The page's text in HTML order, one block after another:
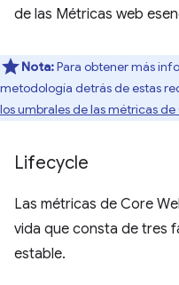
de las Métricas web
Nota:Para obtener más
metodología detrás de estas
los umbrales de las métricas de
Lifecycle
Las métricas de Core
vida que consta de tres
estable.